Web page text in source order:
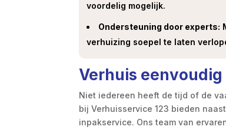
voordelig mogelijk.
Ondersteuning door experts:
verhuizing soepel te laten
Verhuis
Niet iedereen heeft de tijd of de
bij Verhuisservice 123 bieden
inpakservice. Ons team van